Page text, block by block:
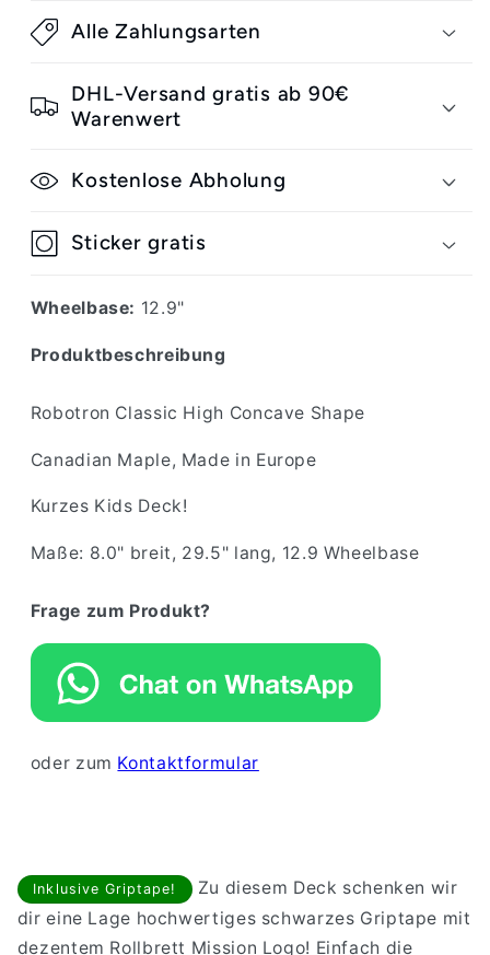
Alle Zahlungsarten
DHL-Versand gratis ab 90€
Warenwert
Kostenlose Abholung
Sticker gratis
Wheelbase: 12.9"
Produktbeschreibung
Robotron Classic High Concave Shape
Canadian Maple, Made in Europe
Kurzes Kids Deck!
Maße: 8.0" breit, 29.5" lang, 12.9 Wheelbase
Frage zum Produkt?
oder zum Kontaktformular
Inklusive Griptape!
Zu diesem Deck schenken wir
dir eine Lage hochwertiges schwarzes Griptape mit
dezentem Rollbrett Mission Logo! Einfach die